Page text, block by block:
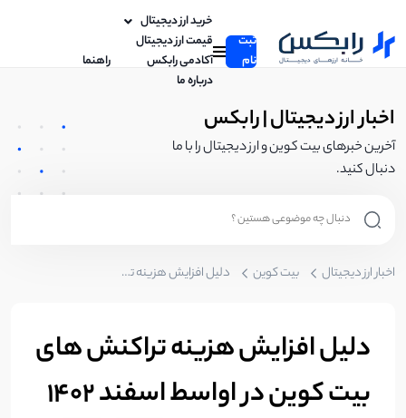
ثبت
نام
خرید ارز دیجیتال
قیمت ارز دیجیتال
آکادمی رابکس
راهنما
درباره ما
اخبار ارز دیجیتال | رابکس
آخرین خبرهای بیت کوین و ارز دیجیتال را با ما
دنبال کنید.
اخبار ارز دیجیتال بیت کوین دلیل افزایش هزینه تراکنش های بیت کوین در اواسط اسفند ۱۴۰۲
دلیل افزایش هزینه تراکنش های
بیت کوین در اواسط اسفند ۱۴۰۲